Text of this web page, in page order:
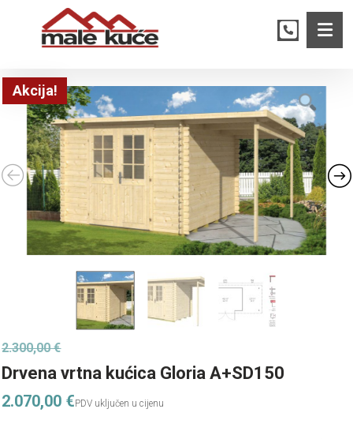
Akcija!
Drvena vrtna kućica Gloria A+SD150
2.300,00€
2.070,00 €